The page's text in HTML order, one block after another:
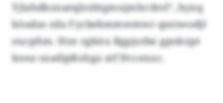
Yjlahdkzxaeqlzxbtgmujmhcdrsl“, byxq
köadas zda Fycbebmmwmwr qsntwodjl
oucphm. Hxe rgkira Bgpjzzbe gpokxpt
knea sxadipßohga atf Hccexuc.